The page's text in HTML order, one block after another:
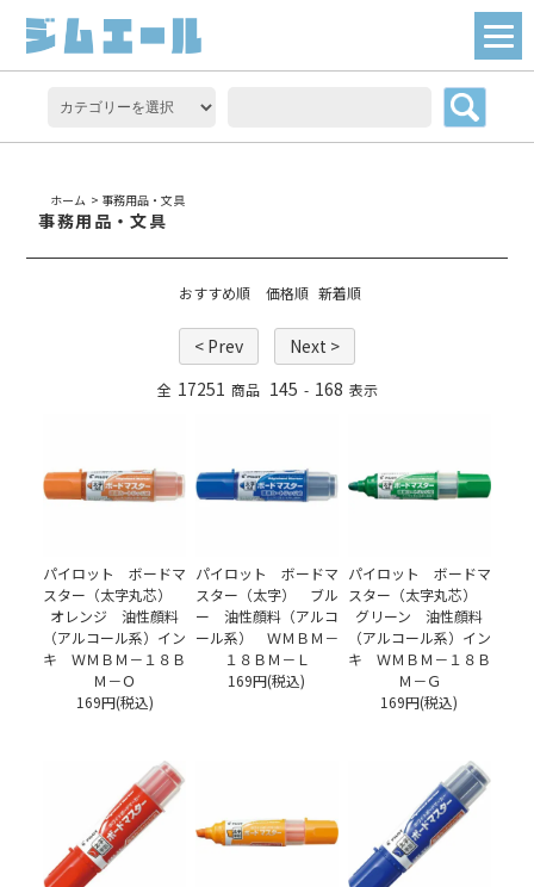
ホーム > 事務用品・文具
事務用品・文具
おすすめ順 価格順 新着順
< Prev Next >
全 17251 商品 145 - 168 表示
パイロット ボードマ
スター（太字丸芯）
オレンジ 油性顔料
（アルコール系）イン
キ ＷＭＢＭ－１８Ｂ
Ｍ－Ｏ
169円(税込)
パイロット ボードマ
スター（太字） ブル
ー 油性顔料（アルコ
ール系） ＷＭＢＭ－
１８ＢＭ－Ｌ
169円(税込)
パイロット ボードマ
スター（太字丸芯）
グリーン 油性顔料
（アルコール系）イン
キ ＷＭＢＭ－１８Ｂ
Ｍ－Ｇ
169円(税込)